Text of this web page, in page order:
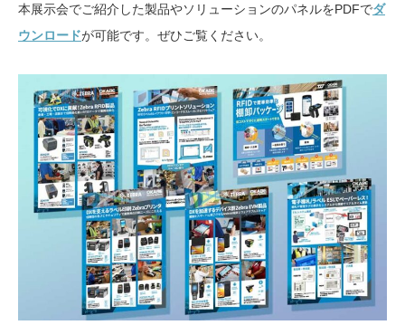
本展示会でご紹介した製品やソリューションのパネルをPDFでダ
ウンロードが可能です。ぜひご覧ください。